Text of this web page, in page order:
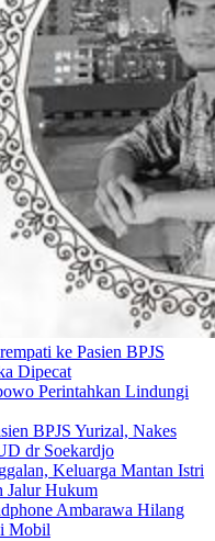
ke Pasien BPJS
Dipecat
Perintahkan Lindungi
BPJS Yurizal, Nakes
dr Soekardjo
Keluarga Mantan Istri
Jalur Hukum
Ambarawa Hilang
Mobil